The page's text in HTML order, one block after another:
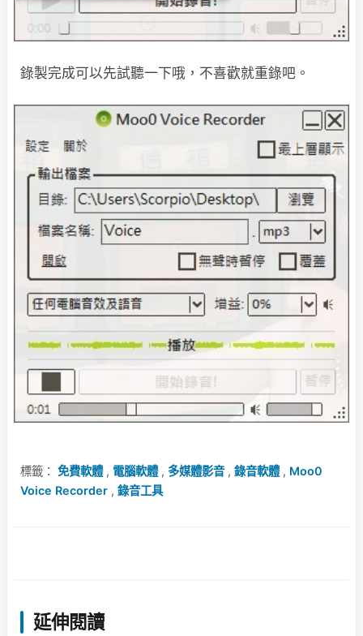
錄製完成可以先試聽一下哦，不喜歡就重錄吧。
標籤： 免費軟體, 電腦軟體, 多媒體影音, 錄音軟體, Moo0
Voice Recorder , 錄音工具
延伸閱讀